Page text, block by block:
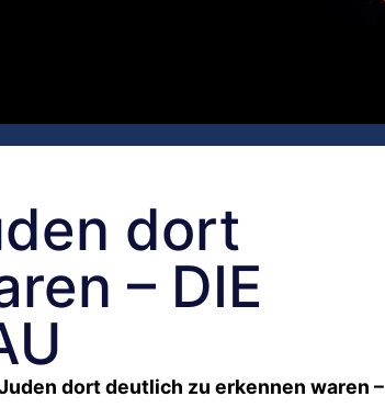
dort
– DIE
dort deutlich zu erkennen waren –